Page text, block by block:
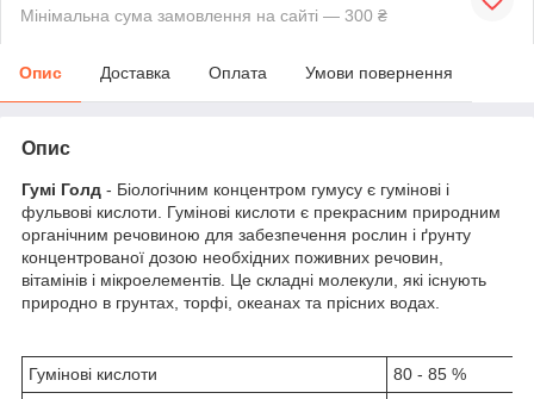
Мінімальна сума замовлення на сайті — 300 ₴
Опис Доставка Оплата Умови повернення
Опис
Гумі Голд - Біологічним концентром гумусу є гумінові і
фульвові кислоти. Гумінові кислоти є прекрасним природним
органічним речовиною для забезпечення рослин і ґрунту
концентрованої дозою необхідних поживних речовин,
вітамінів і мікроелементів. Це складні молекули, які існують
природно в грунтах, торфі, океанах та прісних водах.
Гумінові кислоти
80 - 85 %